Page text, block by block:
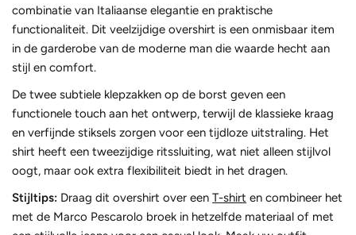
combinatie van Italiaanse elegantie en praktische
functionaliteit. Dit veelzijdige overshirt is een onmisbaar item
in de garderobe van de moderne man die waarde hecht aan
stijl en comfort.
De twee subtiele klepzakken op de borst geven een
functionele touch aan het ontwerp, terwijl de klassieke kraag
en verfijnde stiksels zorgen voor een tijdloze uitstraling. Het
shirt heeft een tweezijdige ritssluiting, wat niet alleen stijlvol
oogt, maar ook extra flexibiliteit biedt in het dragen.
Stijltips: Draag dit overshirt over eenT-shirt en combineer het
met de Marco Pescarolo broek in hetzelfde materiaal of met